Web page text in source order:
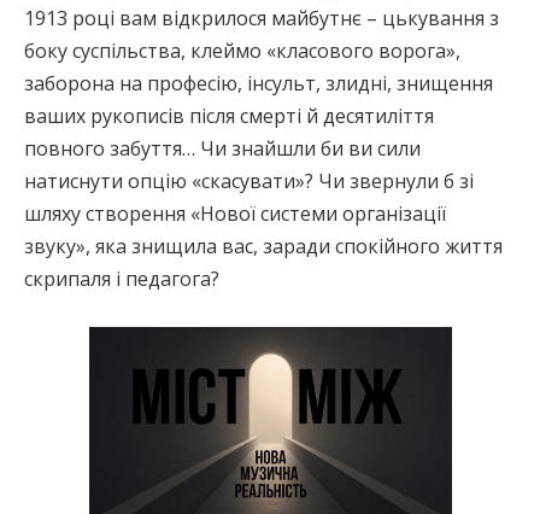
1913 році вам відкрилося майбутнє – цькування з
боку суспільства, клеймо «класового ворога»,
заборона на професію, інсульт, злидні, знищення
ваших рукописів після смерті й десятиліття
повного забуття… Чи знайшли би ви сили
натиснути опцію «скасувати»? Чи звернули б зі
шляху створення «Нової системи організації
звуку», яка знищила вас, заради спокійного життя
скрипаля і педагога?